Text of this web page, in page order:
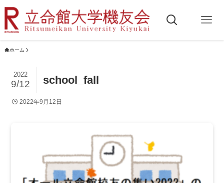
ホーム
school_fall
2022
9/12
2022年9月12日